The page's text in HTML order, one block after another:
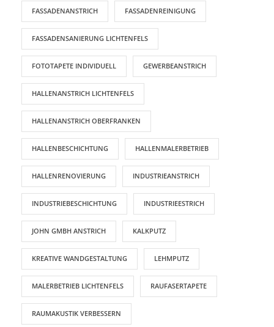
FASSADENANSTRICH FASSADENREINIGUNG
FASSADENSANIERUNG LICHTENFELS
FOTOTAPETE INDIVIDUELL GEWERBEANSTRICH
HALLENANSTRICH LICHTENFELS
HALLENANSTRICH OBERFRANKEN
HALLENBESCHICHTUNG HALLENMALERBETRIEB
HALLENRENOVIERUNG INDUSTRIEANSTRICH
INDUSTRIEBESCHICHTUNG INDUSTRIEESTRICH
JOHN GMBH ANSTRICH KALKPUTZ
KREATIVE WANDGESTALTUNG LEHMPUTZ
MALERBETRIEB LICHTENFELS RAUFASERTAPETE
RAUMAKUSTIK VERBESSERN